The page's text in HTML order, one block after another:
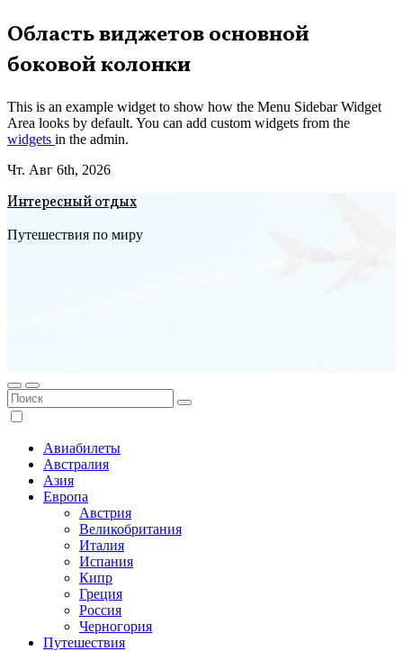
Перейти
к
содержимому
Область виджетов основной
боковой колонки
This is an example widget to show how the Menu Sidebar Widget
Area looks by default. You can add custom widgets from the
widgets in the admin.
Чт. Авг 6th, 2026
Интересный отдых
Путешествия по миру
Авиабилеты
Австралия
Азия
Европа
Австрия
Великобритания
Италия
Испания
Кипр
Греция
Россия
Черногория
Путешествия